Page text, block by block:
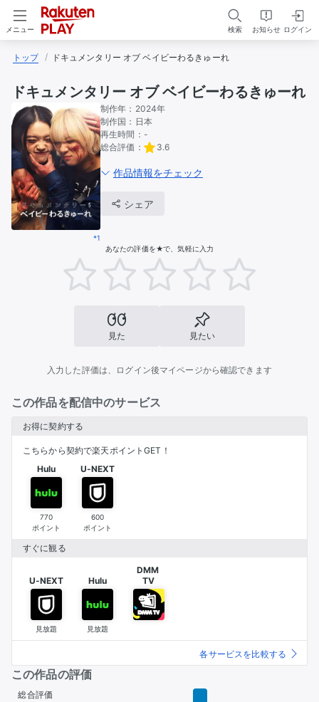
メニュー 検索 お知らせ ログイン
トップ ドキュメンタリー オブ ベイビーわるきゅーれ
ドキュメンタリー オブ ベイビーわるきゅーれ
*1
制作年： 2024年
制作国： 日本
再生時間： -
総合評価：
3.6
作品情報をチェック
シェア
あなたの評価を★で、気軽に入力
見た 見たい
入力した評価は、ログイン後マイページから確認できます
この作品を配信中のサービス
お得に契約する
こちらから契約で楽天ポイントGET！
Hulu
770
ポイント
U-NEXT
600
ポイント
すぐに観る
U-NEXT
見放題
Hulu
見放題
DMM
TV
各サービスを比較する
この作品の評価
総合評価